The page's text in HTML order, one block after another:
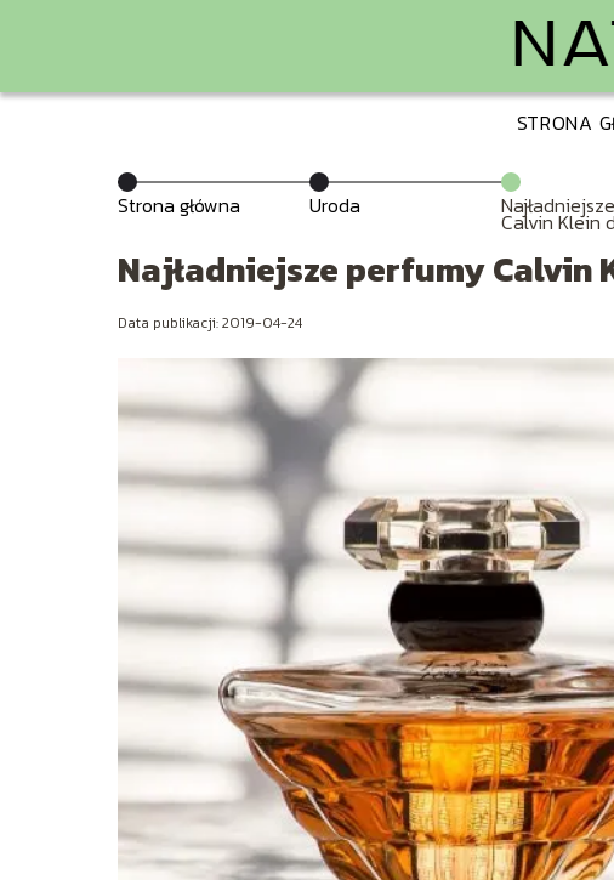
STRONA
Strona główna Uroda
Calvin Klein
Najładniejsze perfumy Calvin
Data publikacji: 2019-04-24